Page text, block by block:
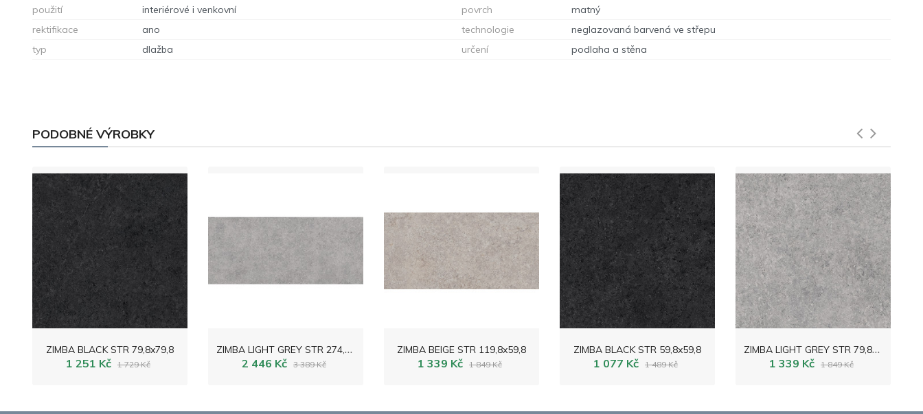
použití
interiérové i venkovní povrch
matný
rektifikace
ano technologie
neglazovaná barvená ve střepu
typ
dlažba určení podlaha a stěna
PODOBNÉ VÝROBKY
ZIMBA BLACK STR 79,8x79,8
1 251 Kč 1 729 Kč
Z
IMBA LIGHT GREY STR 274,8x119,8
2 446 Kč 3 389 Kč
ZIMBA BEIGE STR 119,8x59,8
1 339 Kč 1 849 Kč
ZIMBA BLACK STR 59,8x59,8
1 077 Kč 1 489 Kč
Z
IMBA LIGHT GREY STR 79,8x79,8
1 339 Kč 1 849 Kč